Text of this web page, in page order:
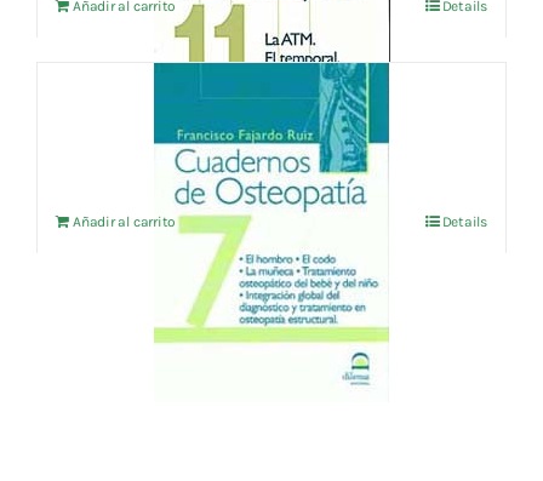
Añadir al carrito Details
CUADERNOS DE OSTEOPATIA Vol.7
IVA no incluído
Añadir al carrito Details